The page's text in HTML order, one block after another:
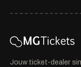
Jouw ticket-dealer